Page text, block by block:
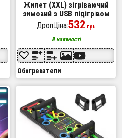
Жилет (XXL) зігріваючий
зимовий з USB підігрівом
унісекс чорний
ДропЦіна:532 грн
В наявності
Обогреватели